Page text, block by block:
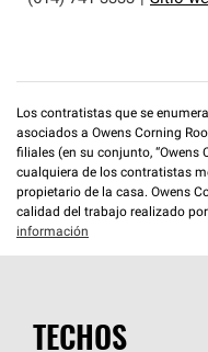
Los contratistas que se
asociados a Owens Corning
filiales (en su conjunto, “Owens
cualquiera de los contratistas
propietario de la casa. Owens
calidad del trabajo realizado
información
TECHOS